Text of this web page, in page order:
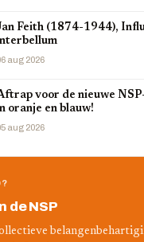
Feith (1874-1944),
aug 2026
voor de nieuwe
oranje en blauw!
aug 2026
de NSP